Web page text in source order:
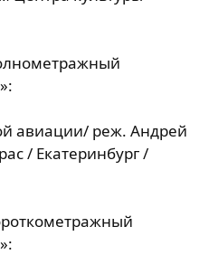
авиации/ реж. Андрей
/ Екатеринбург /